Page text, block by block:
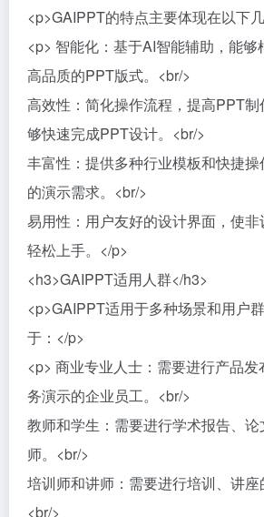
<p>GAIPPT的特点主要体现在以下
<p> 智能化：基于AI智能辅助，能
高品质的PPT版式。<br/>
高效性：简化操作流程，提高PPT
够快速完成PPT设计。<br/>
丰富性：提供多种行业模板和快捷
的演示需求。<br/>
易用性：用户友好的设计界面，使
轻松上手。</p>
<h3>GAIPPT适用人群</h3>
<p>GAIPPT适用于多种场景和用户
于：</p>
<p> 商业专业人士：需要进行产品
务演示的企业员工。<br/>
教师和学生：需要进行学术报告、
师。<br/>
培训师和讲师：需要进行培训、讲座
<br/>